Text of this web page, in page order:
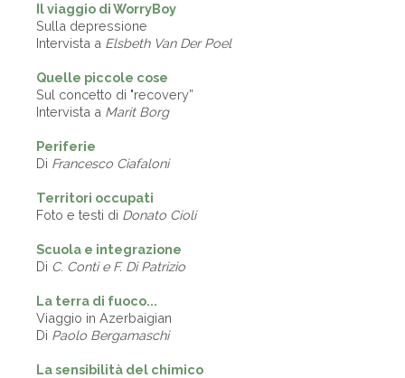
Il viaggio di WorryBoy
Sulla depressione
Intervista a Elsbeth Van Der Poel
Quelle piccole cose
Sul concetto di "recovery”
Intervista a Marit Borg
Periferie
Di Francesco Ciafaloni
Territori occupati
Foto e testi di Donato Cioli
Scuola e integrazione
Di C. Conti e F. Di Patrizio
La terra di fuoco...
Viaggio in Azerbaigian
Di Paolo Bergamaschi
La sensibilità del chimico